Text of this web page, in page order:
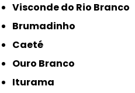
Visconde do Rio Branco
Brumadinho
Caeté
Ouro Branco
Iturama